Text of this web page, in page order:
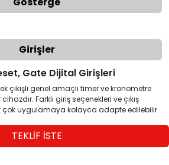
Girişler
Gate Dijital Girişleri
çıkışlı genel amaçlı timer ve kronometre
Farklı giriş seçenekleri ve çıkış
çok uygulamaya kolayca adapte edilebilir.
TEKLİF İSTE